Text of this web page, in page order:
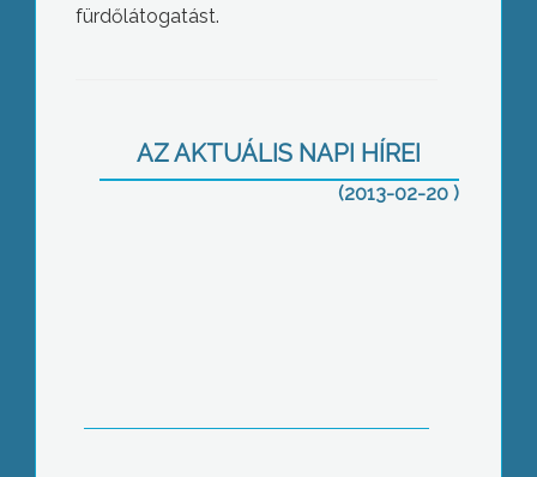
fürdőlátogatást.
AZ AKTUÁLIS NAPI HÍREI
(2013-02-20 )